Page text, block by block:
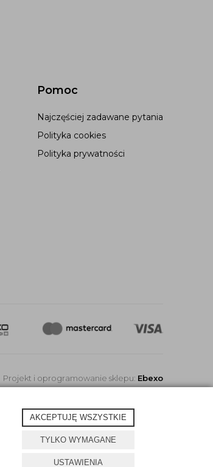
AKCEPTUJĘ WSZYSTKIE
TYLKO WYMAGANE
USTAWIENIA
Pomoc
Najczęściej zadawane pytania
Polityka cookies
Polityka prywatności
Projekt i oprogramowanie sklepu: Ebexo